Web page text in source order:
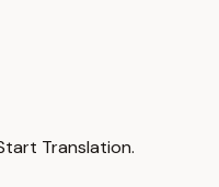
Translation.